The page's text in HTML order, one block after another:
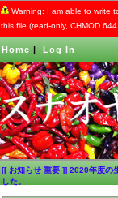
Warning: I am able to write
this file (read-only, CHMOD
Home | Log In
[[ お知らせ 重要 ]] 2020年度の
した。